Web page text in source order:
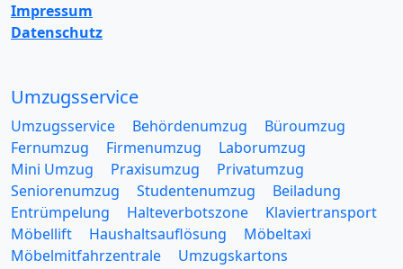
Impressum
Datenschutz
Umzugsservice
Umzugsservice Behördenumzug
Büroumzug
Fernumzug
Firmenumzug
Laborumzug
Mini Umzug
Praxisumzug
Privatumzug
Seniorenumzug
Studentenumzug
Beiladung
Entrümpelung
Halteverbotszone
Klaviertransport
Möbellift
Haushaltsauflösung
Möbeltaxi
Möbelmitfahrzentrale
Umzugskartons